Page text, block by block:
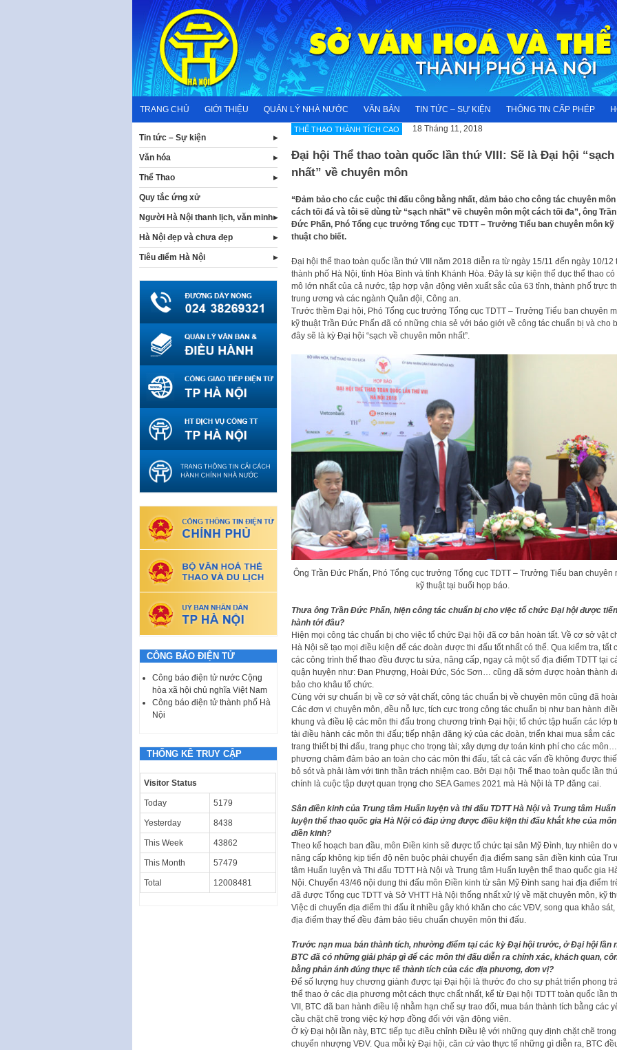
content
TRANG CHỦ GIỚI THIỆU QUẢN LÝ NHÀ NƯỚC VĂN BẢN TIN TỨC – SỰ KIỆN THÔNG TIN CẤP PHÉP
THẾ THAO THÀNH TÍCH CAO 18 Tháng 11, 2018
Đại hội Thể thao toàn quốc lần thứ VIII: Sẽ là Đại hội “sạch
nhất” về chuyên môn
“Đảm bảo cho các cuộc thi đấu công bằng nhất, đảm bảo cho công tác chuyên
cách tối đá và tôi sẽ dùng từ “sạch nhất” về chuyên môn một cách tối đa”, ông Trần
Đức Phấn, Phó Tổng cục trưởng Tổng cục TDTT – Trưởng Tiểu ban chuyên môn kỹ
thuật cho biết.
Đại hội thể thao toàn quốc lần thứ VIII năm 2018 diễn ra từ ngày 15/11 đến ngày 10/12
thành phố Hà Nội, tỉnh Hòa Bình và tỉnh Khánh Hòa. Đây là sự kiện thể dục thể thao có
mô lớn nhất của cả nước, tập hợp vận động viên xuất sắc của 63 tỉnh, thành phố trực
trung ương và các ngành Quân đội, Công an.
Trước thềm Đại hội, Phó Tổng cục trưởng Tổng cục TDTT – Trưởng Tiểu ban chuyên
kỹ thuật Trần Đức Phấn đã có những chia sẻ với báo giới về công tác chuẩn bị và cho
đây sẽ là kỳ Đại hội “sạch về chuyên môn nhất”.
Ông Trần Đức Phấn, Phó Tổng cục trưởng Tổng cục TDTT – Trưởng Tiểu ban chuyên
kỹ thuật tại buổi họp báo.
Thưa ông Trần Đức Phấn, hiện công tác chuẩn bị cho việc tổ chức Đại hội được tiến
hành tới đâu?
Hiện mọi công tác chuẩn bị cho việc tổ chức Đại hội đã cơ bản hoàn tất. Về cơ sở vật
Hà Nội sẽ tạo mọi điều kiện để các đoàn được thi đấu tốt nhất có thể. Qua kiểm tra, tất
các công trình thể thao đều được tu sửa, nâng cấp, ngay cả một số địa điểm TDTT tại
quận huyện như: Đan Phượng, Hoài Đức, Sóc Sơn… cũng đã sớm được hoàn thành
bảo cho khâu tổ chức.
Cùng với sự chuẩn bị về cơ sở vật chất, công tác chuẩn bị về chuyên môn cũng đã
Các đơn vị chuyên môn, đều nỗ lực, tích cực trong công tác chuẩn bị như ban hành
khung và điều lệ các môn thi đấu trong chương trình Đại hội; tổ chức tập huấn các lớp
tài điều hành các môn thi đấu; tiếp nhận đăng ký của các đoàn, triển khai mua sắm các
trang thiết bị thi đấu, trang phục cho trọng tài; xây dựng dự toán kinh phí cho các
phương châm đảm bảo an toàn cho các môn thi đấu, tất cả các vấn đề không được
bỏ sót và phải làm với tinh thần trách nhiệm cao. Bởi Đại hội Thể thao toàn quốc lần
chính là cuộc tập dượt quan trọng cho SEA Games 2021 mà Hà Nội là TP đăng cai.
Sân điền kinh của Trung tâm Huấn luyện và thi đấu TDTT Hà Nội và Trung tâm Huấn
luyện thể thao quốc gia Hà Nội có đáp ứng được điều kiện thi đấu khắt khe của môn
điền kinh?
Theo kế hoạch ban đầu, môn Điền kinh sẽ được tổ chức tại sân Mỹ Đình, tuy nhiên do
nâng cấp không kịp tiến độ nên buộc phải chuyển địa điểm sang sân điền kinh của
tâm Huấn luyện và Thi đấu TDTT Hà Nội và Trung tâm Huấn luyện thể thao quốc gia
Nội. Chuyển 43/46 nội dung thi đấu môn Điền kinh từ sân Mỹ Đình sang hai địa điểm
đã được Tổng cục TDTT và Sở VHTT Hà Nội thống nhất xử lý về mặt chuyên môn, kỹ
Việc di chuyển địa điểm thi đấu ít nhiều gây khó khăn cho các VĐV, song qua khảo sát,
địa điểm thay thế đều đảm bảo tiêu chuẩn chuyên môn thi đấu.
Trước nạn mua bán thành tích, nhường điểm tại các kỳ Đại hội trước, ở Đại hội lần
BTC đã có những giải pháp gì để các môn thi đấu diễn ra chính xác, khách quan,
bằng phản ánh đúng thực tế thành tích của các địa phương, đơn vị?
Để số lượng huy chương giành được tại Đại hội là thước đo cho sự phát triển phong
thể thao ở các địa phương một cách thực chất nhất, kể từ Đại hội TDTT toàn quốc lần
VII, BTC đã ban hành điều lệ nhằm hạn chế sự trao đổi, mua bán thành tích bằng các
cầu chặt chẽ trong việc ký hợp đồng đối với vận động viên.
Ở kỳ Đại hội lần này, BTC tiếp tục điều chỉnh Điều lệ với những quy định chặt chẽ trong
chuyển nhượng VĐV. Qua mỗi kỳ Đại hội, căn cứ vào thực tế những gì diễn ra, BTC
Tin tức – Sự kiện
Văn hóa
Thể Thao
Quy tắc ứng xử
Người Hà Nội thanh lịch, văn minh
Hà Nội đẹp và chưa đẹp
Tiêu điểm Hà Nội
CÔNG BÁO ĐIỆN TỬ
Công báo điện tử nước Cộng
hòa xã hội chủ nghĩa Việt Nam
Công báo điện tử thành phố Hà
Nội
THỐNG KÊ TRUY CẬP
Visitor Status
Today 5179
Yesterday 8438
This Week 43862
This Month 57479
Total 12008481